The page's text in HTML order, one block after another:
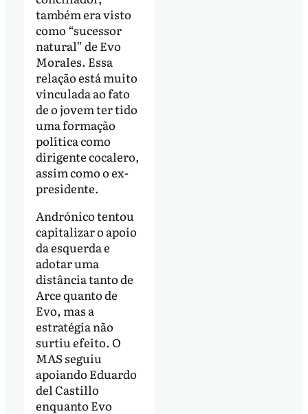
também era visto
como “sucessor
natural” de Evo
Morales. Essa
relação está muito
vinculada ao fato
de o jovem ter tido
uma formação
política como
dirigente cocalero,
assim como o ex-
presidente.
Andrónico tentou
capitalizar o apoio
da esquerda e
adotar uma
distância tanto de
Arce quanto de
Evo, mas a
estratégia não
surtiu efeito. O
MAS seguiu
apoiando Eduardo
del Castillo
enquanto Evo